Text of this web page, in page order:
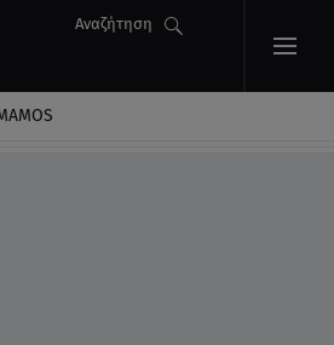
Αναζήτηση